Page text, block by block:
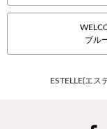
ブル
ESTELLE(エス